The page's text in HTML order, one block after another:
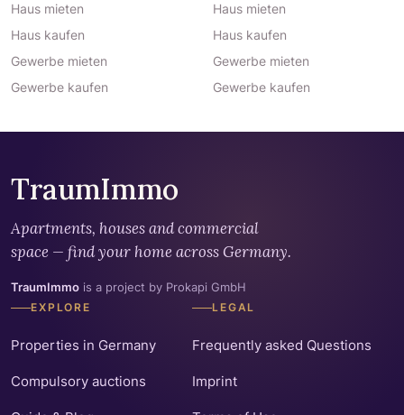
Haus mieten
Haus kaufen
Gewerbe mieten
Gewerbe kaufen
Haus mieten
Haus kaufen
Gewerbe mieten
Gewerbe kaufen
TraumImmo
Apartments, houses and commercial
space — find your home across Germany.
TraumImmo is a project by Prokapi GmbH
EXPLORE
Properties in Germany
Compulsory auctions
LEGAL
Frequently asked Questions
Imprint